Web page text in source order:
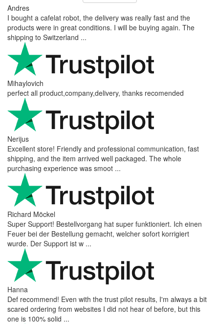
Andres
I bought a cafelat robot, the delivery was really fast and the
products were in great conditions. I will be buying again. The
shipping to Switzerland ...
Mihaylovich
perfect all product,company,delivery, thanks recomended
Nerijus
Excellent store! Friendly and professional communication, fast
shipping, and the item arrived well packaged. The whole
purchasing experience was smoot ...
Richard Möckel
Super Support! Bestellvorgang hat super funktioniert. Ich einen
Feuer bei der Bestellung gemacht, welcher sofort korrigiert
wurde. Der Support ist w ...
Hanna
Def recommend! Even with the trust pilot results, I'm always a bit
scared ordering from websites I did not hear of before, but this
one is 100% solid ...